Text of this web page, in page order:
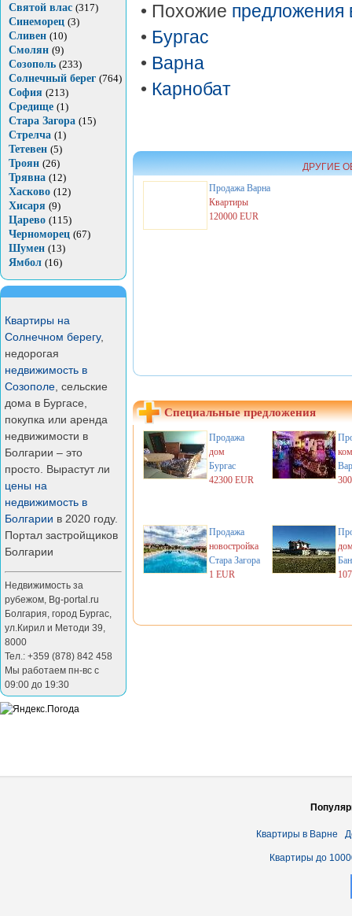
Святой влас (317)
Синеморец (3)
Сливен (10)
Смолян (9)
Созополь (233)
Солнечный берег (764)
София (213)
Средище (1)
Стара Загора (15)
Стрелча (1)
Тетевен (5)
Троян (26)
Трявна (12)
Хасково (12)
Хисаря (9)
Царево (115)
Черноморец (67)
Шумен (13)
Ямбол (16)
Квартиры на
Солнечном берегу,
недорогая
недвижимость в
Созополе , сельские
дома в Бургасе,
покупка или аренда
недвижимости в
Болгарии – это
просто. Вырастут ли
цены на
недвижимость в
Болгарии в 2020 году.
Портал застройщиков
Болгарии
Недвижимость за
рубежом, Bg-portal.ru
Болгария, город Бургас,
ул.Кирил и Методи 39,
8000
Тел.: +359 (878) 842 458
Мы работаем пн-вс с
09:00 до 19:30
• Похожие предложения
• Бургас
• Варна
• Карнобат
ДРУГИЕ
Продажа Варна
Квартиры
120000 EUR
Специальные предложения
Продажа
дом
Бургас
42300 EUR
Продажа
новостройка
Стара Загора
1 EUR
Квартиры в Варне
Квартиры до